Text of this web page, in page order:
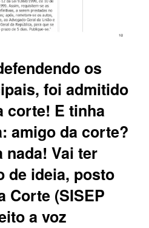
os
foi admitido
corte! E tinha
amigo da corte?
nada! Vai ter
de ideia, posto
Corte (SISEP
a voz